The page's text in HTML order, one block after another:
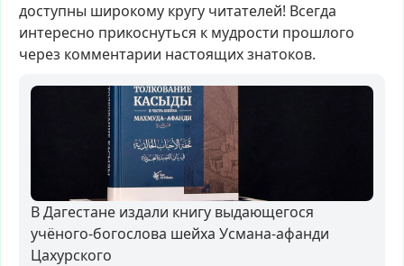
доступны широкому кругу читателей! Всегда
интересно прикоснуться к мудрости прошлого
через комментарии настоящихзнатоков.
В Дагестане издали книгу выдающегося
учёного-богослова шейха Усмана-афанди
Цахурского